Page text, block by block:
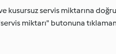
kusursuz servis miktarına
miktarı" butonuna